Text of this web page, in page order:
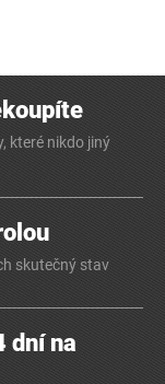
které nikdo jiný
skutečný stav
dní na